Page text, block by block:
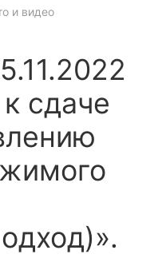
и видео
сдаче